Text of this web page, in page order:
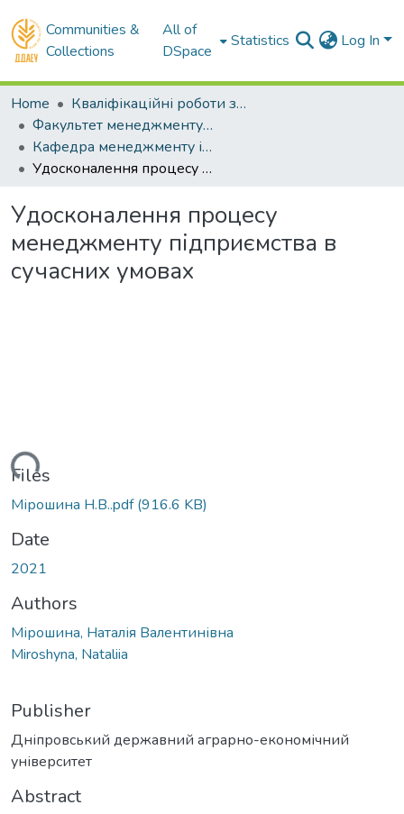
Communities &
Collections
All of
DSpace
Statistics Log In
Home
Кваліфікаційні роботи здобувачів вищої освіти
Факультет менеджменту і маркетингу
Кафедра менеджменту і права. Магістри
Удосконалення процесу менеджменту підприємства в сучасних умовах
Удосконалення процесу
менеджменту підприємства в
сучасних умовах
Files
Мірошина Н.В..pdf(916.6 KB)
Date
2021
Authors
Мірошина, Наталія Валентинівна
Miroshyna, Nataliia
Publisher
Дніпровський державний аграрно-економічний
університет
Abstract